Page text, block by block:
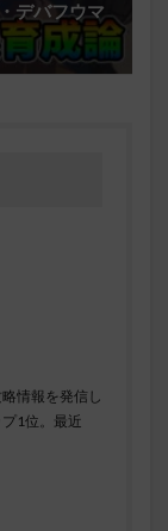
デバフウマ
情報を発信し
1位。最近